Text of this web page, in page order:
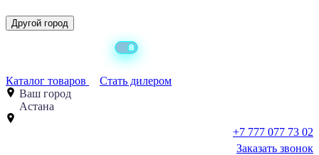
Другой город
Каталог товаров
Стать дилером
Ваш город
Астана
+7 777 077 73 02
Заказать звонок